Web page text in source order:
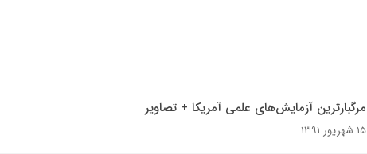
مرگبارترین آزمایش‌های علمی آمریکا + تصاویر
۱۵ شهریور ۱۳۹۱